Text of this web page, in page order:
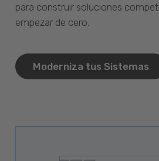
para construir soluciones
empezar de cero.
Moderniza tus Sistemas